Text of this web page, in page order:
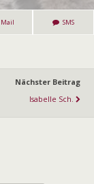
Mail SMS
Nächster Beitrag
Isabelle Sch.